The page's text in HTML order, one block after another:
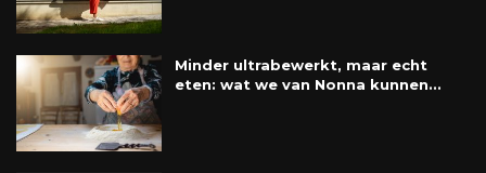
Minder ultrabewerkt, maar echt
eten: wat we van Nonna kunnen...